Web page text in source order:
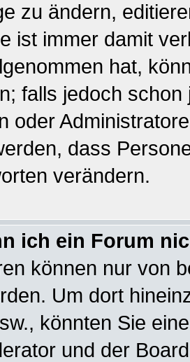
zu ändern,
ist immer damit
hat,
falls jedoch
oder
dass
verändern.
ich ein Forum
können nur von
Um dort
könnten Sie
und der